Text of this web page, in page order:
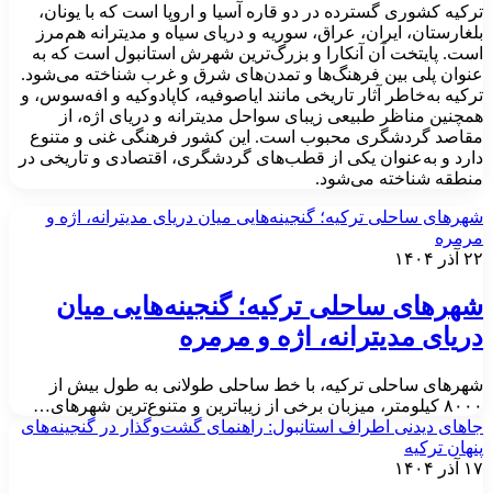
کشوری گسترده در دو قاره آسیا و اروپا است که با یونان،
ایران، عراق، سوریه و دریای سیاه و مدیترانه هم‌مرز
پایتخت آن آنکارا و بزرگ‌ترین شهرش استانبول است که به
پلی بین فرهنگ‌ها و تمدن‌های شرق و غرب شناخته می‌شود.
به‌خاطر آثار تاریخی مانند ایاصوفیه، کاپادوکیه و افه‌سوس، و
مناظر طبیعی زیبای سواحل مدیترانه و دریای اژه، از
گردشگری محبوب است. این کشور فرهنگی غنی و متنوع
و به‌عنوان یکی از قطب‌های گردشگری، اقتصادی و تاریخی در
شناخته می‌شود.
ساحلی ترکیه؛ گنجینه‌هایی میان دریای مدیترانه، اژه و
۱۴۰۴
ساحلی ترکیه؛ گنجینه‌هایی میان
مدیترانه، اژه و مرمره
ساحلی ترکیه، با خط ساحلی طولانی به طول بیش از
میزبان برخی از زیباترین و متنوع‌ترین شهرهای…
دیدنی اطراف استانبول: راهنمای گشت‌وگذار در گنجینه‌های
ترکیه
۱۴۰۴